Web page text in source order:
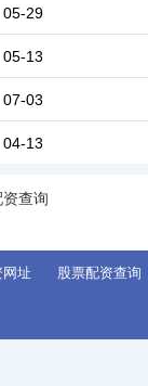
05-29
05-13
07-03
04-13
查询
址 股票配资查询